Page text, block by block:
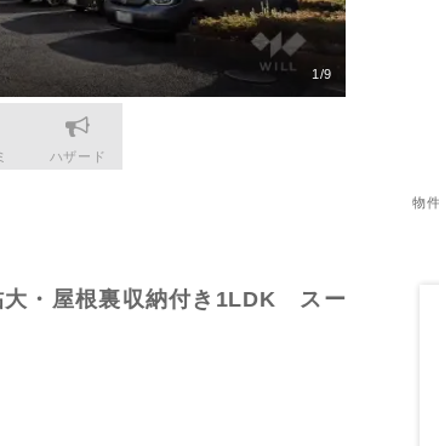
1/9
ハザード
物
大・屋根裏収納付き1LDK スー